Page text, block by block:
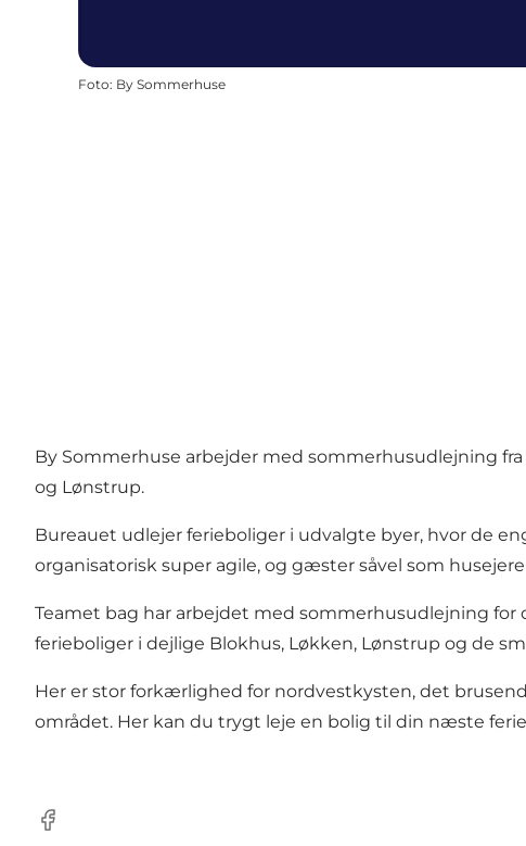
Foto: By Sommerhuse
By Sommerhuse arbejder med sommerhusudlejning
og Lønstrup.
Bureauet udlejer ferieboliger i udvalgte byer, hvor de
organisatorisk super agile, og gæster såvel som
Teamet bag har arbejdet med sommerhusudlejning for
ferieboliger i dejlige Blokhus, Løkken, Lønstrup og de
Her er stor forkærlighed for nordvestkysten, det
området. Her kan du trygt leje en bolig til din næste
Facebook